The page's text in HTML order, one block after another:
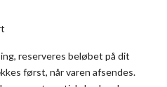
reserveres beløbet på dit
først, når varen afsendes.